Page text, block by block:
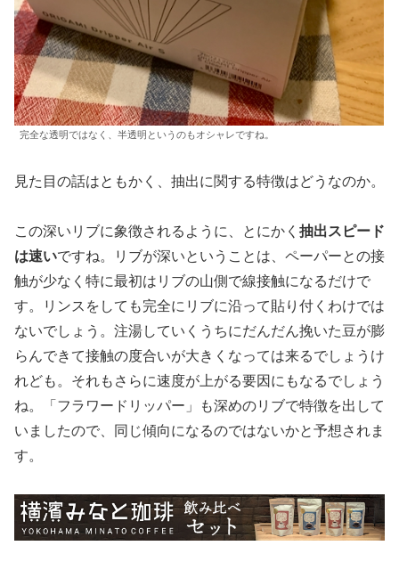
完全な透明ではなく、半透明というのもオシャレですね。
見た目の話はともかく、抽出に関する特徴はどうなのか。
この深いリブに象徴されるように、とにかく 抽出スピード
は速いですね。リブが深いということは、ペーパーとの接
触が少なく特に最初はリブの山側で線接触になるだけで
す。リンスをしても完全にリブに沿って貼り付くわけでは
ないでしょう。注湯していくうちにだんだん挽いた豆が膨
らんできて接触の度合いが大きくなっては来るでしょうけ
れども。それもさらに速度が上がる要因にもなるでしょう
ね。「フラワードリッパー」も深めのリブで特徴を出して
いましたので、同じ傾向になるのではないかと予想されま
す。